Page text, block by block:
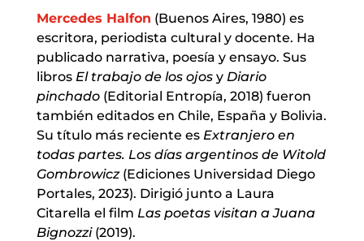
Mercedes Halfon (Buenos Aires, 1980) es
escritora, periodista cultural y docente. Ha
publicado narrativa, poesía y ensayo. Sus
libros El trabajo de los ojos y Diario
pinchado(Editorial Entropía, 2018) fueron
también editados en Chile, España y Bolivia.
Su título más reciente es Extranjero en
todas partes. Los días argentinos de Witold
Gombrowicz(Ediciones Universidad Diego
Portales, 2023). Dirigió junto a Laura
Citarella el film Las poetas visitan a Juana
Bignozzi(2019).